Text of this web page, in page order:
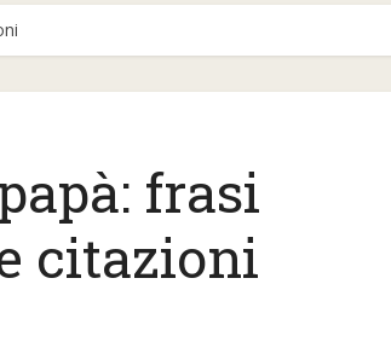
frasi
citazioni
Colori matrimonio 2026:
partecipazioni e
wedding...